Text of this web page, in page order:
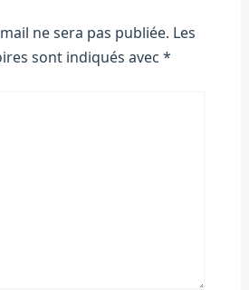
ne sera pas publiée. Les
sont indiqués avec *